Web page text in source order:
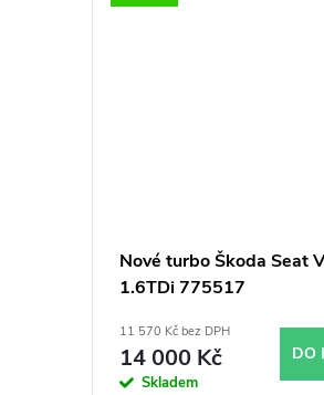
Nové turbo Škoda Seat
1.6TDi 775517
11 570 Kč bez DPH
14 000 Kč
Skladem
DO